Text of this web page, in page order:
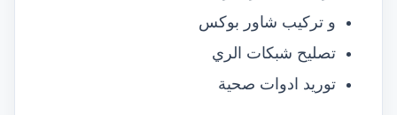
و تركيب شاور بوكس
تصليح شبكات الري
توريد ادوات صحية